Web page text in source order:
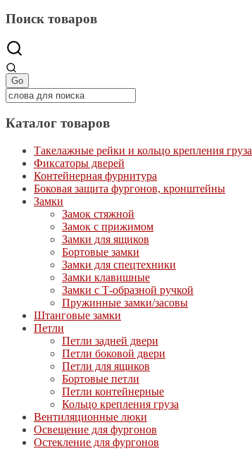
Поиск товаров
Каталог товаров
Такелажные рейки и кольцо крепления груза
Фиксаторы дверей
Контейнерная фурнитура
Боковая защита фургонов, кронштейны
Замки
Замок стяжной
Замок с прижимом
Замки для ящиков
Бортовые замки
Замки для спецтехники
Замки клавишные
Замки с Т-образной ручкой
Пружинные замки/засовы
Штанговые замки
Петли
Петли задней двери
Петли боковой двери
Петли для ящиков
Бортовые петли
Петли контейнерные
Кольцо крепления груза
Вентиляционные люки
Освещение для фургонов
Остекление для фургонов